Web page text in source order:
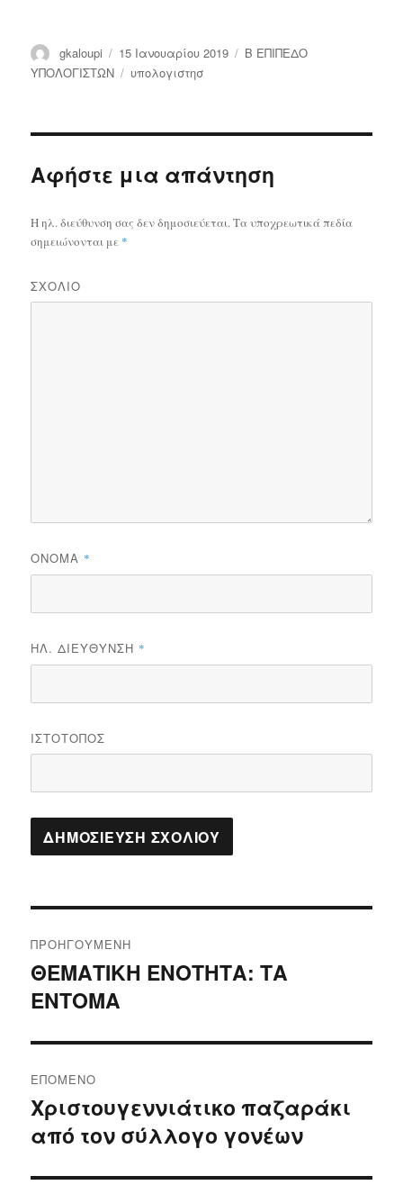
Συντάκτης
gkaloupi
Δημοσιεύτηκε
την
15 Ιανουαρίου 2019 Κατηγορίες
Β ΕΠΙΠΕΔΟ
ΥΠΟΛΟΓΙΣΤΩΝ
Ετικέτες
υπολογιστησ
Αφήστε μια απάντηση
Η ηλ. διεύθυνση σας δεν δημοσιεύεται.Τα υποχρεωτικά πεδία
σημειώνονται με *
ΣΧΌΛΙΟ
ΌΝΟΜΑ *
ΗΛ. ΔΙΕΎΘΥΝΣΗ *
ΙΣΤΌΤΟΠΟΣ
άρθρων
ΠΡΟΗΓΟΎΜΕΝΗ
Προηγούμενο
άρθρο:
ΘΕΜΑΤΙΚΗ ΕΝΟΤΗΤΑ: ΤΑ
ΕΝΤΟΜΑ
ΕΠΌΜΕΝΟ
Επόμενο
άρθρο:
Χριστουγεννιάτικο παζαράκι
από τον σύλλογο γονέων